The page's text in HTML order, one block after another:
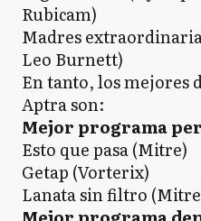
Rubicam)
Madres
Leo Burnett)
En tanto, los mejores
Aptra son:
Mejor programa
Esto que pasa (Mitre)
Getap (Vorterix)
Lanata sin filtro